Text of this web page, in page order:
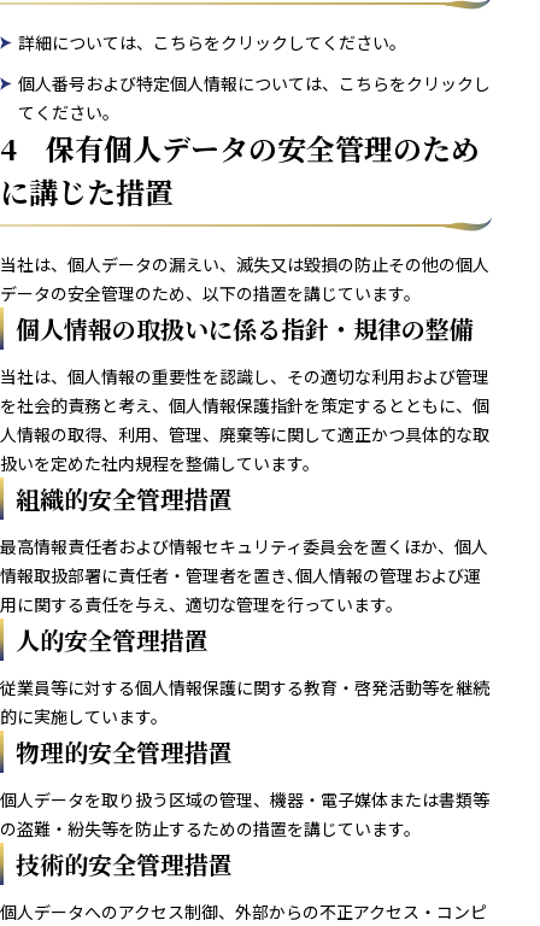
詳細については、こちらをクリックしてください。
個人番号および特定個人情報については、こちらをクリックし
てください。
4 保有個人データの安全管理のため
に講じた措置
当社は、個人データの漏えい、滅失又は毀損の防止その他の個人
データの安全管理のため、以下の措置を講じています。
個人情報の取扱いに係る指針・規律の整備
当社は、個人情報の重要性を認識し、その適切な利用および管理
を社会的責務と考え、個人情報保護指針を策定するとともに、個
人情報の取得、利用、管理、廃棄等に関して適正かつ具体的な取
扱いを定めた社内規程を整備しています。
組織的安全管理措置
最高情報責任者および情報セキュリティ委員会を置くほか、個人
情報取扱部署に責任者・管理者を置き､個人情報の管理および運
用に関する責任を与え、適切な管理を行っています。
人的安全管理措置
従業員等に対する個人情報保護に関する教育・啓発活動等を継続
的に実施しています。
物理的安全管理措置
個人データを取り扱う区域の管理、機器・電子媒体または書類等
の盗難・紛失等を防止するための措置を講じています。
技術的安全管理措置
個人データへのアクセス制御、外部からの不正アクセス・コンピ